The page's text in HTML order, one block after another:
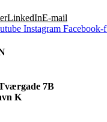
LinkedInE-mail
Instagram Facebook-f
7B
K